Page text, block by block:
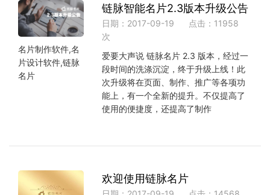
名片制作软件,名
片设计软件,链脉
名片
链脉智能名片2.3版本升级公告
日期：2017-09-19
点击：11958
次
爱要大声说 链脉名片 2.3 版本，经过一
段时间的洗涤沉淀，终于升级上线！此
次升级将在页面、制作、推广等各项功
能上，有一个全新的提升。不仅提高了
使用的便捷度，还提高了制作
欢迎使用链脉名片